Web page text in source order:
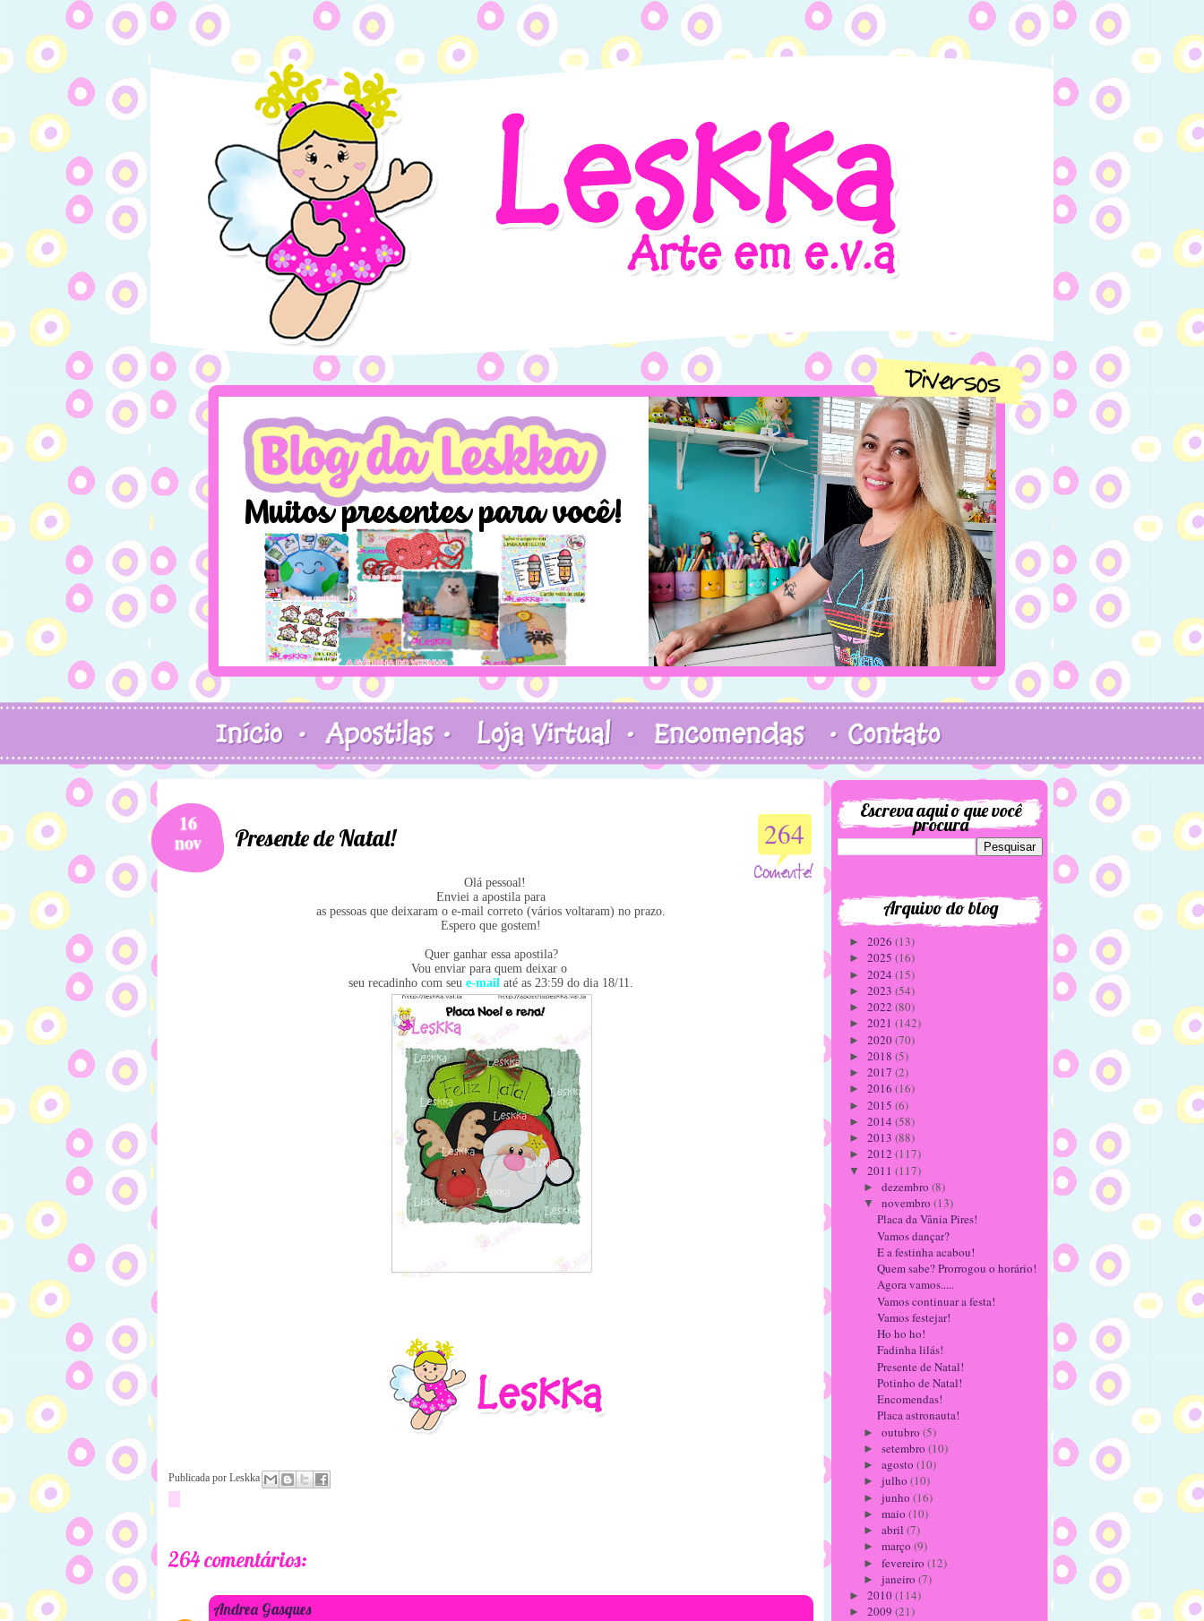
16
nov 264
Presente de Natal!
Olá pessoal!
Enviei a apostila para
as pessoas que deixaram o e-mail correto (vários voltaram) no prazo.
Espero que gostem!
Quer ganhar essa apostila?
Vou enviar para quem deixar o
seu recadinho com seu e-mail até as 23:59 do dia 18/11.
Publicada por Leskka
264 comentários:
Andrea Gasques
Escreva aqui o que você
procura
Arquivo do blog
► 2026 (13)
► 2025 (16)
► 2024 (15)
► 2023 (54)
► 2022 (80)
► 2021 (142)
► 2020(70)
► 2018 (5)
► 2017 (2)
► 2016 (16)
► 2015 (6)
► 2014 (58)
► 2013 (88)
► 2012 (117)
▼ 2011 (117)
► dezembro (8)
▼ novembro (13)
Placa da Vânia Pires!
Vamos dançar?
E a festinha acabou!
Quem sabe? Prorrogou o horário!
Agora vamos.....
Vamos continuar a festa!
Vamos festejar!
Ho ho ho!
Fadinha lilás!
Presente de Natal!
Potinho de Natal!
Encomendas!
Placa astronauta!
► outubro (5)
► setembro (10)
► agosto (10)
► julho (10)
► junho (16)
► maio (10)
► abril (7)
► março (9)
► fevereiro (12)
► janeiro (7)
► 2010(114)
► 2009 (21)